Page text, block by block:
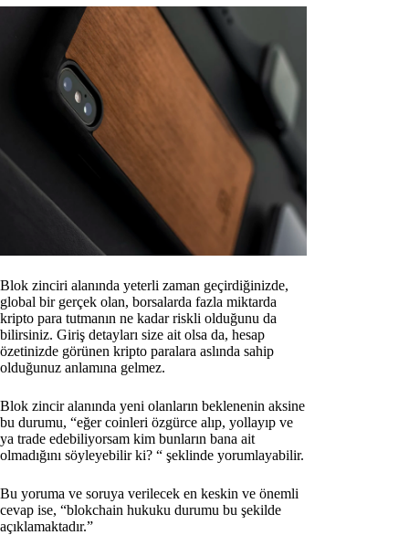
Blok zinciri alanında yeterli zaman geçirdiğinizde,
global bir gerçek olan, borsalarda fazla miktarda
kripto para tutmanın ne kadar riskli olduğunu da
bilirsiniz. Giriş detayları size ait olsa da, hesap
özetinizde görünen kripto paralara aslında sahip
olduğunuz anlamına gelmez.
Blok zincir alanında yeni olanların beklenenin aksine
bu durumu, “eğer coinleri özgürce alıp, yollayıp ve
ya trade edebiliyorsam kim bunların bana ait
olmadığını söyleyebilir ki? “ şeklinde yorumlayabilir.
Bu yoruma ve soruya verilecek en keskin ve önemli
cevap ise, “blokchain hukuku durumu bu şekilde
açıklamaktadır.”